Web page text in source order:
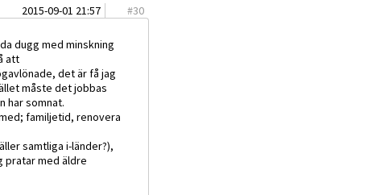
2015-09-01 21:57 #30
dugg med minskning
att
det är få jag
måste det jobbas
har somnat.
familjetid, renovera
samtliga i-länder?),
pratar med äldre